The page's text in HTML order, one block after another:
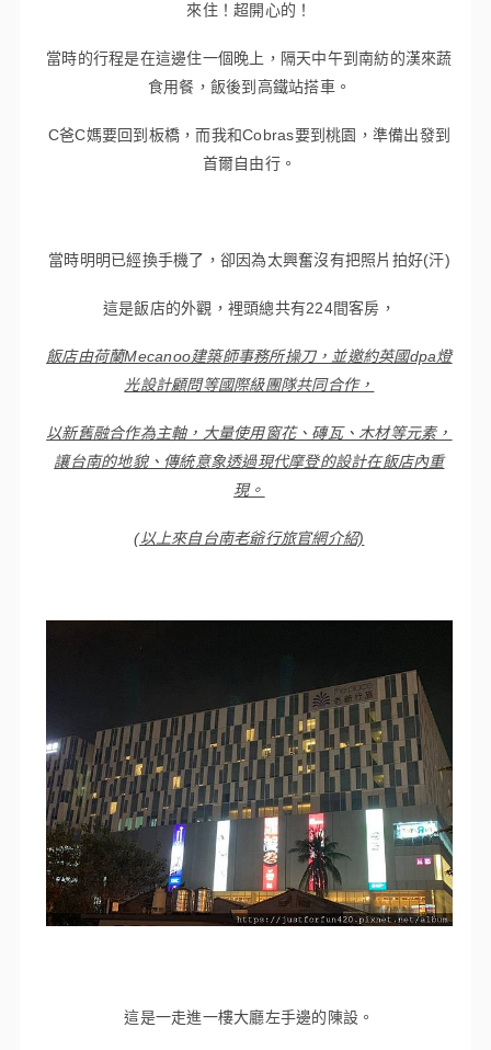
來住！超開心的！
當時的行程是在這邊住一個晚上，隔天中午到南紡的漢來蔬
食用餐，飯後到高鐵站搭車。
C爸C媽要回到板橋，而我和Cobras要到桃園，準備出發到
首爾自由行。
當時明明已經換手機了，卻因為太興奮沒有把照片拍好(汗)
這是飯店的外觀，裡頭總共有224間客房，
飯店由荷蘭Mecanoo建築師事務所操刀，並邀約英國dpa燈
光設計顧問等國際級團隊共同合作，
以新舊融合作為主軸，大量使用窗花、磚瓦、木材等元素，
讓台南的地貌、傳統意象透過現代摩登的設計在飯店內重
現。
(以上來自台南老爺行旅官網介紹)
這是一走進一樓大廳左手邊的陳設。